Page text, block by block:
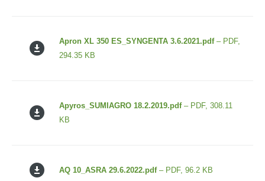
Apron XL 350 ES_SYNGENTA 3.6.2021.pdf– PDF,
294.35 KB
Apyros_SUMIAGRO 18.2.2019.pdf– PDF, 308.11
KB
AQ 10_ASRA 29.6.2022.pdf– PDF, 96.2 KB